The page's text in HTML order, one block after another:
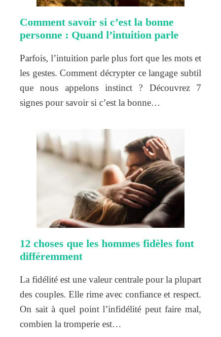
Comment savoir si c’est la bonne
personne : Quand l’intuition parle
Parfois, l’intuition parle plus fort que les mots et
les gestes. Comment décrypter ce langage subtil
que nous appelons instinct ? Découvrez 7
signes pour savoir si c’est la bonne…
12 choses que les hommes fidèles font
différemment
La fidélité est une valeur centrale pour la plupart
des couples. Elle rime avec confiance et respect.
On sait à quel point l’infidélité peut faire mal,
combien la tromperie est…